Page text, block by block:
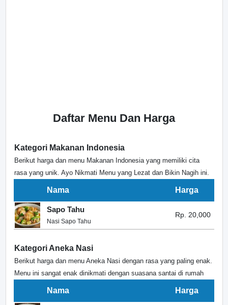
Daftar Menu Dan Harga
Kategori Makanan Indonesia
Berikut harga dan menu Makanan Indonesia yang memiliki cita
rasa yang unik. Ayo Nikmati Menu yang Lezat dan Bikin Nagih ini.
Nama Harga
Sapo Tahu
Nasi Sapo Tahu
Rp. 20,000
Kategori Aneka Nasi
Berikut harga dan menu Aneka Nasi dengan rasa yang paling enak.
Menu ini sangat enak dinikmati dengan suasana santai di rumah
Nama Harga